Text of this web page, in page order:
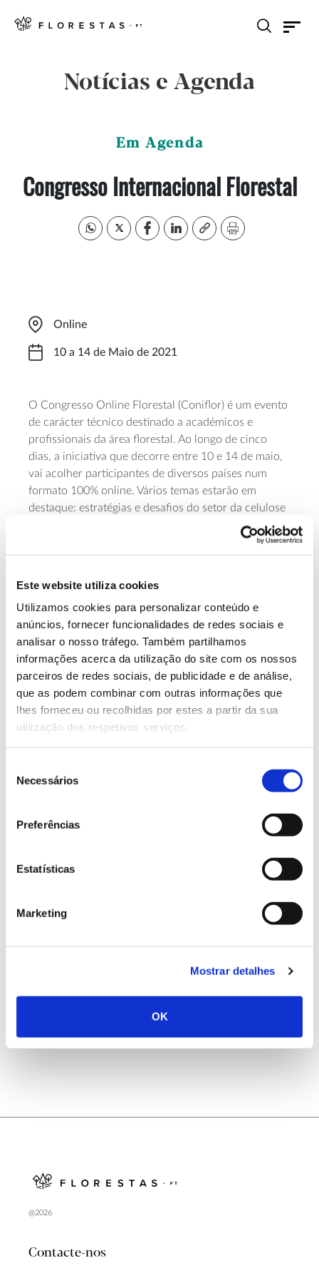
Este website utiliza cookies
Utilizamos cookies para personalizar conteúdo e
anúncios, fornecer funcionalidades de redes sociais e
analisar o nosso tráfego. Também partilhamos
informações acerca da utilização do site com os nossos
parceiros de redes sociais, de publicidade e de análise,
que as podem combinar com outras informações que
lhes forneceu ou recolhidas por estes a partir da sua
utilização dos respetivos serviços.
Necessários
Preferências
Estatísticas
Marketing
Mostrar detalhes
OK
Notícias e Agenda
Em Agenda
Congresso Internacional Florestal
Online
10 a 14 de Maio de 2021
O Congresso Online Florestal (Coniflor) é um evento
de carácter técnico destinado a académicos e
profissionais da área florestal. Ao longo de cinco
dias, a iniciativa que decorre entre 10 e 14 de maio,
vai acolher participantes de diversos países num
formato 100% online. Vários temas estarão em
destaque: estratégias e desafios do setor da celulose
na Europa; legislação e pesquisa florestal nos países
asiáticos; o mercado do bambu no Brasil e no
mundo; o setor florestal e a bioenergia no Chile;
sustentáveis para o setor florestal. O acesso às
palestras tem um custo entre os 29 e os 99 reais.
Para assistir ao congresso poderá registar-seonline.
Saiba mais sobre este congresso
13.07.2026
Genoma do priolo e de outras espécies em risco:
Registar galhas de Trichi em acácia-das-espigas:
no verão 2026
@2026
Contacte-nos